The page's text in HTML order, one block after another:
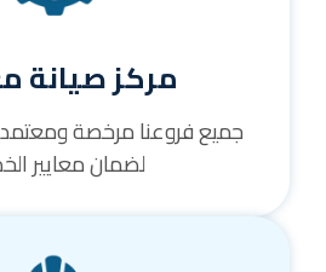
مركز صيانة
جميع فروعنا مرخصة
لضمان معايير